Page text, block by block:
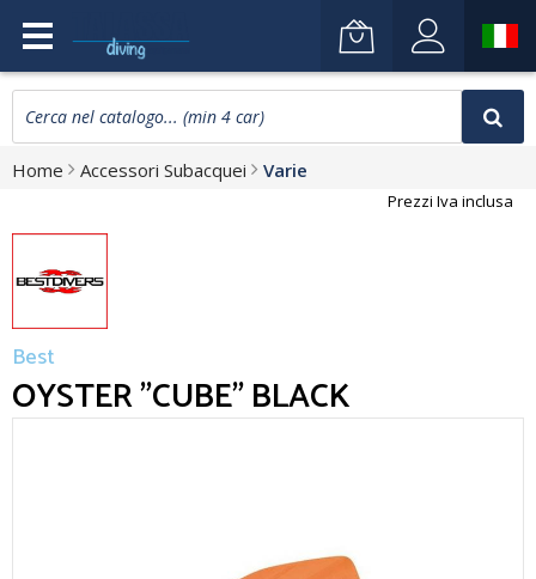
Home Accessori Subacquei Varie
Prezzi Iva inclusa
Best
OYSTER "CUBE" BLACK